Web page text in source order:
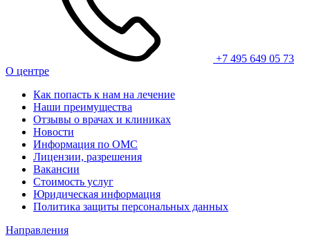
+7 495 649 05 73
О центре
Как попасть к нам на лечение
Наши преимущества
Отзывы о врачах и клиниках
Новости
Информация по ОМС
Лицензии, разрешения
Вакансии
Стоимость услуг
Юридическая информация
Политика защиты персональных данных
Направления